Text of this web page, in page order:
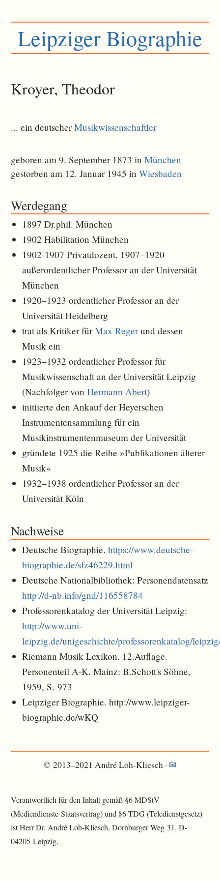
Leipziger Biographie
Kroyer, Theodor
... ein deutscherMusikwissenschaftler
geboren am 9. September 1873 inMünchen
gestorben am 12. Januar 1945 inWiesbaden
Werdegang
1897 Dr.phil. München
1902 Habilitation München
1902-1907 Privatdozent, 1907–1920
außerordentlicher Professor an der Universität
München
1920–1923 ordentlicher Professor an der
Universität Heidelberg
trat als Kritiker fürMax Regerund dessen
Musik ein
1923–1932 ordentlicher Professor für
Musikwissenschaft an der Universität Leipzig
(Nachfolger vonHermann Abert)
initiierte den Ankauf der Heyerschen
Instrumentensammlung für ein
Musikinstrumentenmuseum der Universität
gründete 1925 die Reihe »Publikationen älterer
Musik«
1932–1938 ordentlicher Professor an der
Universität Köln
Nachweise
Deutsche Biographie.https://www.deutsche-
biographie.de/sfz46229.html
Deutsche Nationalbibliothek: Personendatensatz
http://d-nb.info/gnd/116558784
Professorenkatalog der Universität Leipzig:
http://www.uni-
leipzig.de/unigeschichte/professorenkatalog/
Riemann Musik Lexikon. 12.Auflage.
Personenteil A-K. Mainz: B.Schott's Söhne,
1959, S. 973
Leipziger Biographie. http://www.leipziger-
biographie.de/wKQ
© 2013–2021 André Loh-Kliesch · ✉︎
Verantwortlich für den Inhalt gemäß §6 MDStV
(Mediendienste-Staatsvertrag) und §6 TDG (Teledienstgesetz)
ist Herr Dr. André Loh-Kliesch, Dornburger Weg 31, D-
04205 Leipzig.